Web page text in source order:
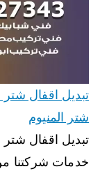
شتر المنيوم
تبديل اقفال
خدمات شركتنا